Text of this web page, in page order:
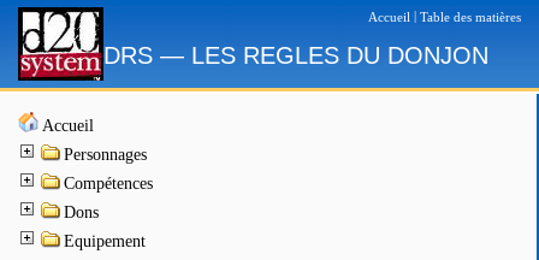
Accueil Table des matières
DRS — LES REGLES DU DONJON
Accueil
Personnages
Compétences
Dons
Equipement